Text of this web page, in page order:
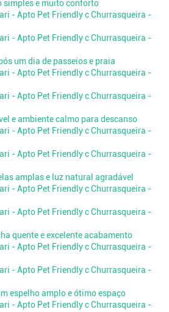
simples e muito conforto
um dia de passeios e praia
e ambiente calmo para descanso
amplas e luz natural agradável
quente e excelente acabamento
espelho amplo e ótimo espaço